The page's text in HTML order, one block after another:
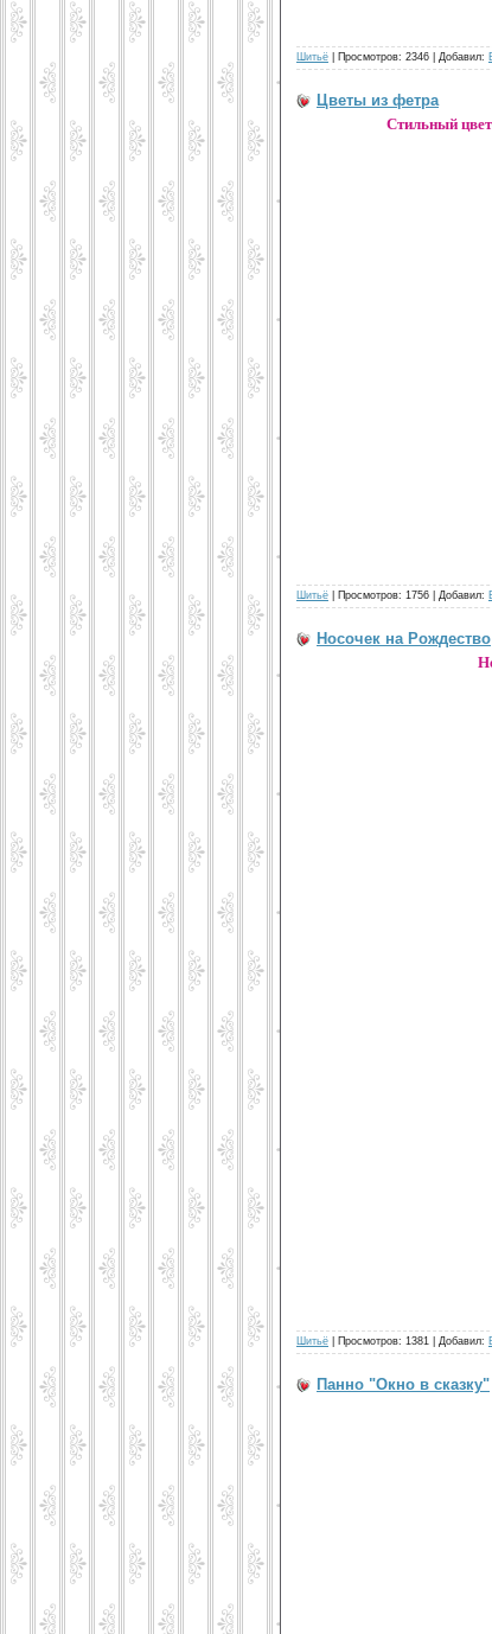
Шитьё | Просмотров: 2346 | Добавил:
Цветы из фетра
Стильный
Шитьё | Просмотров: 1756 | Добавил:
Носочек на Рождество
Шитьё | Просмотров: 1381 | Добавил:
Панно "Окно в сказку"